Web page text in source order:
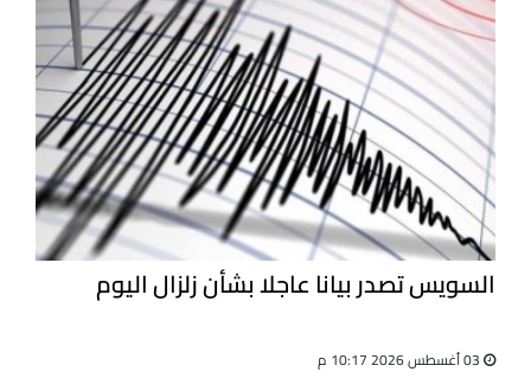
السويس تصدر بيانا عاجلا بشأن زلزال اليوم